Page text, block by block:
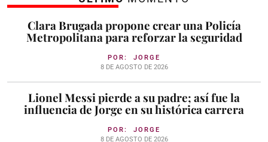
Clara Brugada propone crear una Policía
Metropolitana para reforzar la seguridad
POR: JORGE
8 DE AGOSTO DE 2026
Lionel Messi pierde a su padre; así fue la
influencia de Jorge en su histórica carrera
POR: JORGE
8 DE AGOSTO DE 2026